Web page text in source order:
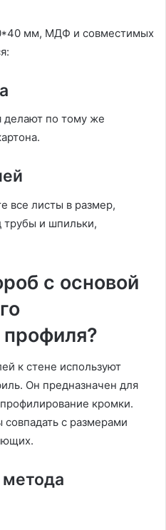
мм, МДФ и совместимых
делают по тому же
все листы в размер,
трубы и шпильки,
с основой
к стене используют
Он предназначен для
кромки.
с размерами